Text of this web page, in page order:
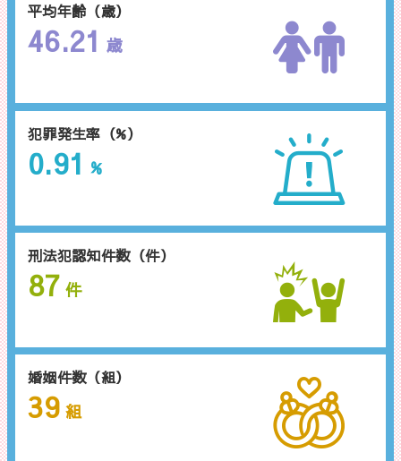
平均年齢（歳）
46.21 歳
刑法犯認知件数（件）
87 件
犯罪発生率（%）
0.91 %
婚姻件数（組）
39 組